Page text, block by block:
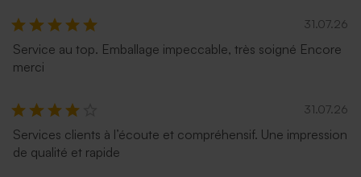
31.07.26
Service au top. Emballage impeccable, très soigné Encore
merci
31.07.26
Services clients à l’écoute et compréhensif. Une impression
de qualité et rapide